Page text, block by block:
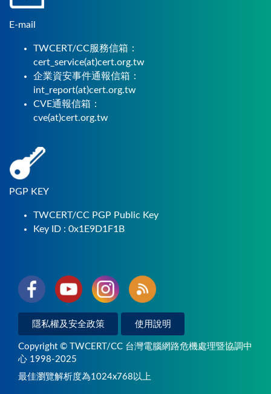
E-mail
TWCERT/CC服務信箱：
cert_service(at)cert.org.tw
企業資安事件通報信箱：
int_report(at)cert.org.tw
CVE通報信箱：
cve(at)cert.org.tw
PGP KEY
TWCERT/CC PGP Public Key
Key ID : 0x1E9D1F1B
隱私權及安全政策 使用說明
Copyright © TWCERT/CC 台灣電腦網路危機處理暨協調中
心 1998-2025
最佳瀏覽解析度為1024x768以上